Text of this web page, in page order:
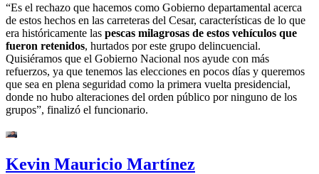
“Es el rechazo que hacemos como Gobierno departamental acerca
de estos hechos en las carreteras del Cesar, características de lo que
era históricamente las pescas milagrosas de estos vehículos que
fueron retenidos, hurtados por este grupo delincuencial.
Quisiéramos que el Gobierno Nacional nos ayude con más
refuerzos, ya que tenemos las elecciones en pocos días y queremos
que sea en plena seguridad como la primera vuelta presidencial,
donde no hubo alteraciones del orden público por ninguno de los
grupos”, finalizó el funcionario.
Kevin Mauricio Martínez